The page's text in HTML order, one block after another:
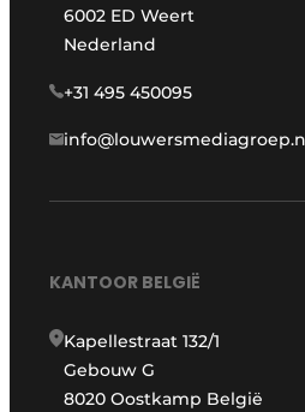
6002 ED Weert
Nederland
+31 495 450095
KANTOOR BELGIË
Kapellestraat 132/1
Gebouw G
8020 Oostkamp België